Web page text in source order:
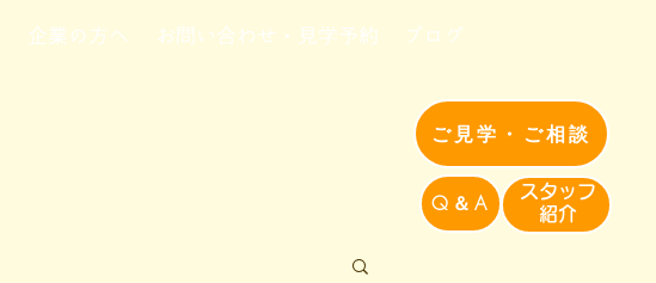
ご見学・ご相談
Q＆A
​スタッフ
紹介​
企業の方へ お問い合わせ・見学予約 ブログ